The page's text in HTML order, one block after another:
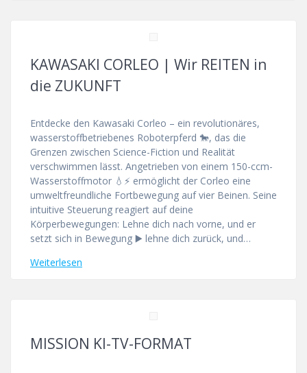
KAWASAKI CORLEO | Wir REITEN in
die ZUKUNFT
Entdecke den Kawasaki Corleo – ein revolutionäres,
wasserstoffbetriebenes Roboterpferd 🐎, das die
Grenzen zwischen Science-Fiction und Realität
verschwimmen lässt. Angetrieben von einem 150-ccm-
Wasserstoffmotor 💧⚡ ermöglicht der Corleo eine
umweltfreundliche Fortbewegung auf vier Beinen. Seine
intuitive Steuerung reagiert auf deine
Körperbewegungen: Lehne dich nach vorne, und er
setzt sich in Bewegung ▶️ lehne dich zurück, und…
Weiterlesen
MISSION KI-TV-FORMAT